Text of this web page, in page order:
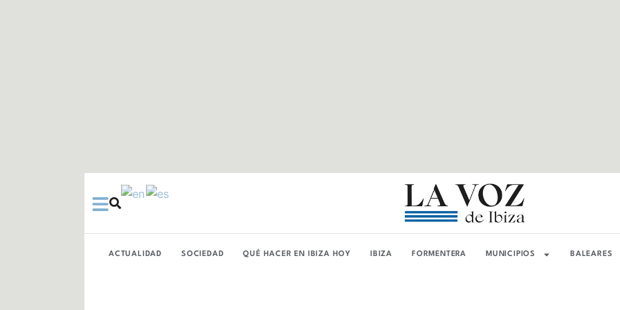
ACTUALIDAD SOCIEDAD QUÉ HACER EN IBIZA HOY IBIZA FORMENTERA MUNICIPIOS BALEARES